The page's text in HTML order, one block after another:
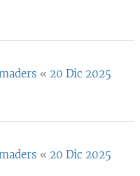
« 20 Dic 2025
« 20 Dic 2025